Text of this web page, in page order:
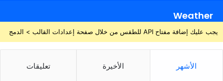
Weather
يجب عليك إضافة مفتاح API للطقس من خلال صفحة إعدادات القالب > الدمج
الأشهر الأخيرة تعليقات